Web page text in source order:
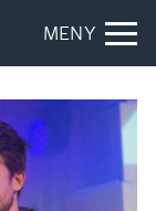
MENY